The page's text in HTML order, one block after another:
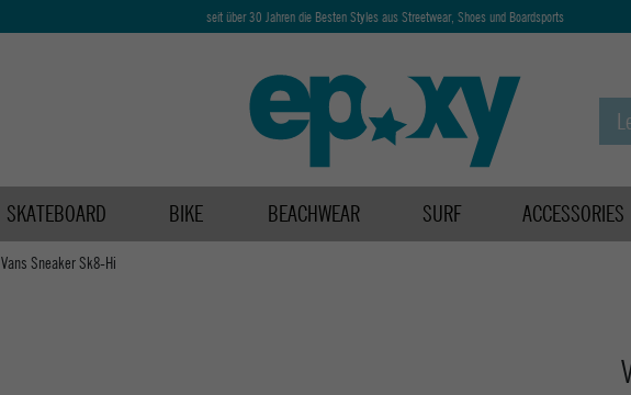
seit über 30 Jahren die Besten Styles aus Streetwear, Shoes und Boardsports
SKATEBOARD BIKE BEACHWEAR SURF ACCESSORIES
Vans Sneaker Sk8-Hi